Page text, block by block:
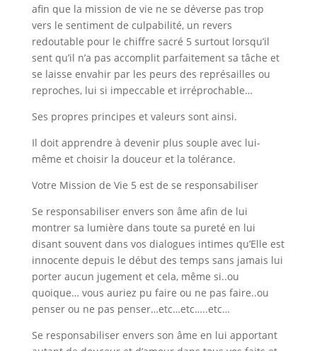
afin que la mission de vie ne se déverse pas trop
vers le sentiment de culpabilité, un revers
redoutable pour le chiffre sacré 5 surtout lorsqu’il
sent qu’il n’a pas accomplit parfaitement sa tâche et
se laisse envahir par les peurs des représailles ou
reproches, lui si impeccable et irréprochable…
Ses propres principes et valeurs sont ainsi.
Il doit apprendre à devenir plus souple avec lui-
même et choisir la douceur et la tolérance.
Votre Mission de Vie 5 est de se responsabiliser
Se responsabiliser envers son âme afin de lui
montrer sa lumière dans toute sa pureté en lui
disant souvent dans vos dialogues intimes qu’Elle est
innocente depuis le début des temps sans jamais lui
porter aucun jugement et cela, même si..ou
quoique… vous auriez pu faire ou ne pas faire..ou
penser ou ne pas penser…etc…etc…..etc…
Se responsabiliser envers son âme en lui apportant